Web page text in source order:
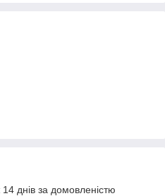
днів за домовленістю